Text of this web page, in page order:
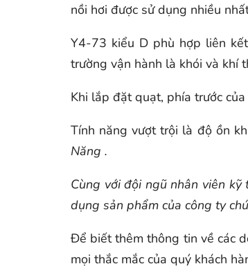
nồi hơi được sử dụng nhiều
Y4-73 kiểu D phù hợp liên
trường vận hành là khói và khí
Khi lắp đặt quạt, phía trước
Tính năng vượt trội là độ ồn
Năng .
Cùng với đội ngũ nhân viên
dụng sản phẩm của công ty
Để biết thêm thông tin về các
mọi thắc mắc của quý khách